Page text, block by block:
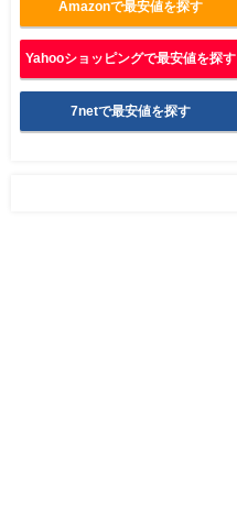
Amazonで最安値を探す
Yahooショッピングで最安値を探す
7netで最安値を探す